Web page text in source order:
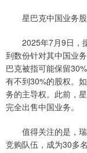
星巴克中国业务股
2025年7月9日，据
到数份针对其中国业
巴克被指可能保留
有不到30%的股权。
务的主导权。此前，
完全出售中国业务。
值得关注的是，瑞
竞购队伍，成为30多